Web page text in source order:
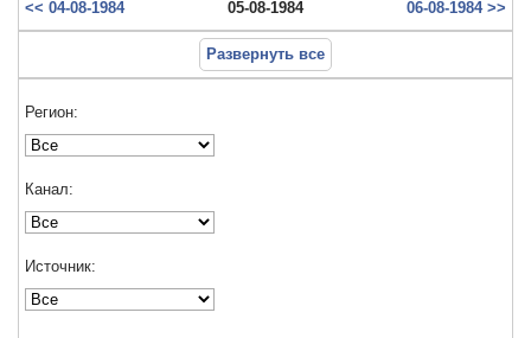
<< 04-08-1984 05-08-1984 06-08-1984 >>
Развернуть все
Регион:
Канал:
Источник: